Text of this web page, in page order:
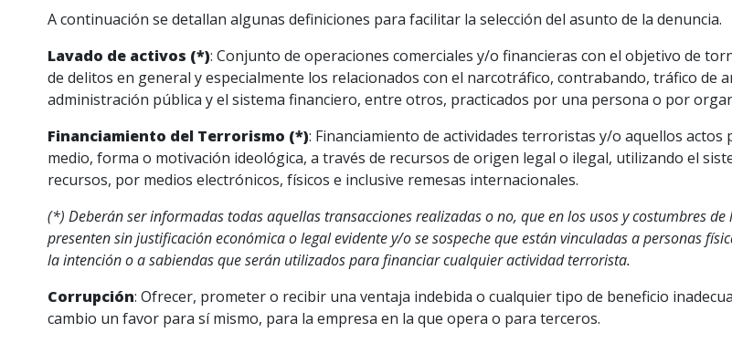
A continuación se detallan algunas definiciones para facilitar la selección del asunto de la denuncia.
Lavado de activos (*): Conjunto de operaciones comerciales y/o financieras con el objetivo de
de delitos en general y especialmente los relacionados con el narcotráfico, contrabando, tráfico de
administración pública y el sistema financiero, entre otros, practicados por una persona o por
Financiamiento del Terrorismo (*): Financiamiento de actividades terroristas y/o aquellos
medio, forma o motivación ideológica, a través de recursos de origen legal o ilegal, utilizando el
recursos, por medios electrónicos, físicos e inclusive remesas internacionales.
(*) Deberán ser informadas todas aquellas transacciones realizadas o no, que en los usos y costumbres
presenten sin justificación económica o legal evidente y/o se sospeche que están vinculadas a personas
la intención o a sabiendas que serán utilizados para financiar cualquier actividad terrorista.
Corrupción: Ofrecer, prometer o recibir una ventaja indebida o cualquier tipo de beneficio
cambio un favor para sí mismo, para la empresa en la que opera o para terceros.